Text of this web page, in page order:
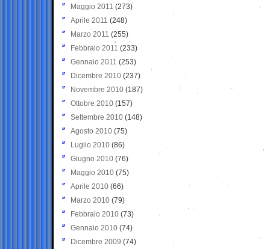
Maggio 2011 (273)
Aprile 2011 (248)
Marzo 2011 (255)
Febbraio 2011 (233)
Gennaio 2011 (253)
Dicembre 2010 (237)
Novembre 2010 (187)
Ottobre 2010 (157)
Settembre 2010 (148)
Agosto 2010 (75)
Luglio 2010 (86)
Giugno 2010 (76)
Maggio 2010 (75)
Aprile 2010 (66)
Marzo 2010 (79)
Febbraio 2010 (73)
Gennaio 2010 (74)
Dicembre 2009 (74)